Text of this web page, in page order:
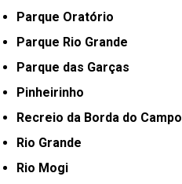
Parque Oratório
Parque Rio Grande
Parque das Garças
Pinheirinho
Recreio da Borda do Campo
Rio Grande
Rio Mogi